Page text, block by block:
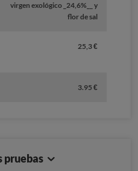
virgen exológico _24,6%__ y
flor de sal
25,3 €
3.95 €
pruebas